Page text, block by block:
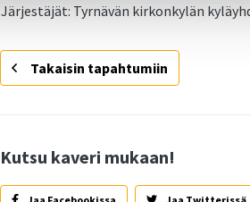
Järjestäjät: Tyrnävän kirkonkylän
Takaisin tapahtumiin
Kutsu kaveri mukaan!